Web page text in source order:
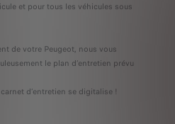
et pour tous les véhicules sous
de votre Peugeot, nous vous
le plan d’entretien prévu
d’entretien se digitalise !